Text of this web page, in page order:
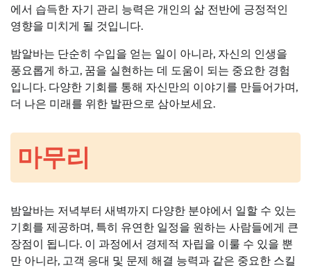
에서 습득한 자기 관리 능력은 개인의 삶 전반에 긍정적인
영향을 미치게 될 것입니다.
밤알바는 단순히 수입을 얻는 일이 아니라, 자신의 인생을
풍요롭게 하고, 꿈을 실현하는 데 도움이 되는 중요한 경험
입니다. 다양한 기회를 통해 자신만의 이야기를 만들어가며,
더 나은 미래를 위한 발판으로 삼아보세요.
마무리
밤알바는 저녁부터 새벽까지 다양한 분야에서 일할 수 있는
기회를 제공하며, 특히 유연한 일정을 원하는 사람들에게 큰
장점이 됩니다. 이 과정에서 경제적 자립을 이룰 수 있을 뿐
만 아니라, 고객 응대 및 문제 해결 능력과 같은 중요한 스킬